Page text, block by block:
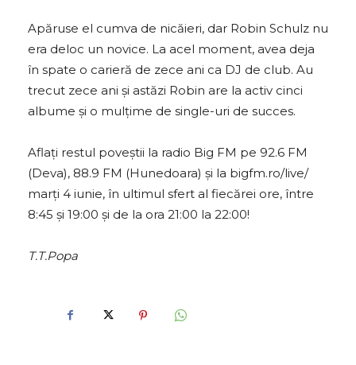
Apăruse el cumva de nicăieri, dar Robin Schulz nu
era deloc un novice. La acel moment, avea deja
în spate o carieră de zece ani ca DJ de club. Au
trecut zece ani și astăzi Robin are la activ cinci
albume și o mulțime de single-uri de succes.
Aflați restul poveștii la radio Big FM pe 92.6 FM
(Deva), 88.9 FM (Hunedoara) şi la bigfm.ro/live/
marți 4 iunie, în ultimul sfert al fiecărei ore, între
8:45 şi 19:00 şi de la ora 21:00 la 22:00!
T.T.Popa